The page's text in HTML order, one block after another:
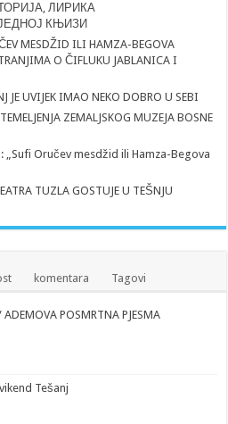
ЛИРИКА
КЊИЗИ
MESDŽID ILI HAMZA-BEGOVA
O ČIFLUKU JABLANICA I
JE UVIJEK IMAO NEKO DOBRO U SEBI
ZEMALJSKOG MUZEJA BOSNE
„Sufi Oručev mesdžid ili Hamza-Begova
TUZLA GOSTUJE U TEŠNJU
komentara Tagovi
POSMRTNA PJESMA
Tešanj